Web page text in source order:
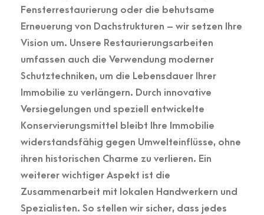
Fensterrestaurierung oder die behutsame
Erneuerung von Dachstrukturen – wir setzen Ihre
Vision um. Unsere Restaurierungsarbeiten
umfassen auch die Verwendung moderner
Schutztechniken, um die Lebensdauer Ihrer
Immobilie zu verlängern. Durch innovative
Versiegelungen und speziell entwickelte
Konservierungsmittel bleibt Ihre Immobilie
widerstandsfähig gegen Umwelteinflüsse, ohne
ihren historischen Charme zu verlieren. Ein
weiterer wichtiger Aspekt ist die
Zusammenarbeit mit lokalen Handwerkern und
Spezialisten. So stellen wir sicher, dass jedes